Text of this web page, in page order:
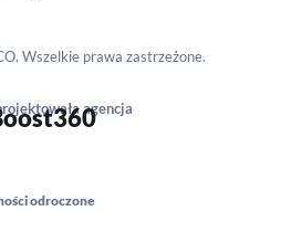
Wszelkie prawa zastrzeżone.
agencja
odroczone